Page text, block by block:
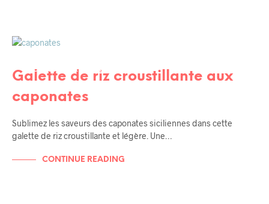
RECETTES HYPER RAPIDE
Galette de riz croustillante aux
caponates
Sublimez les saveurs des caponates siciliennes dans cette
galette de riz croustillante et légère. Une…
CONTINUE READING